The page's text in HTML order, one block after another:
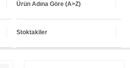
Ürün Adına Göre (A>Z)
Stoktakiler